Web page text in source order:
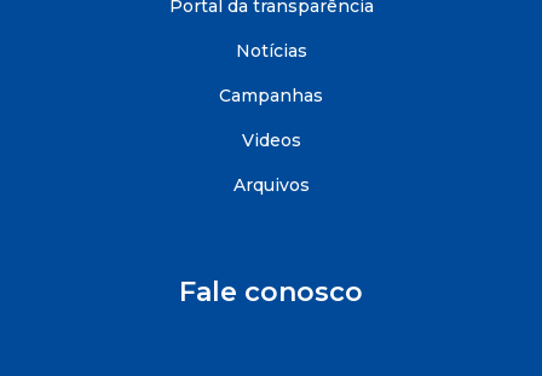
Portal da transparência
Notícias
Campanhas
Videos
Arquivos
Fale conosco